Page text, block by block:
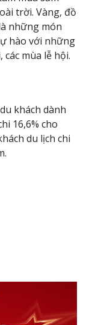
trời. Vàng, đồ
những món
hào với những
mùa lễ hội.
khách dành
16,6% cho
du lịch chi